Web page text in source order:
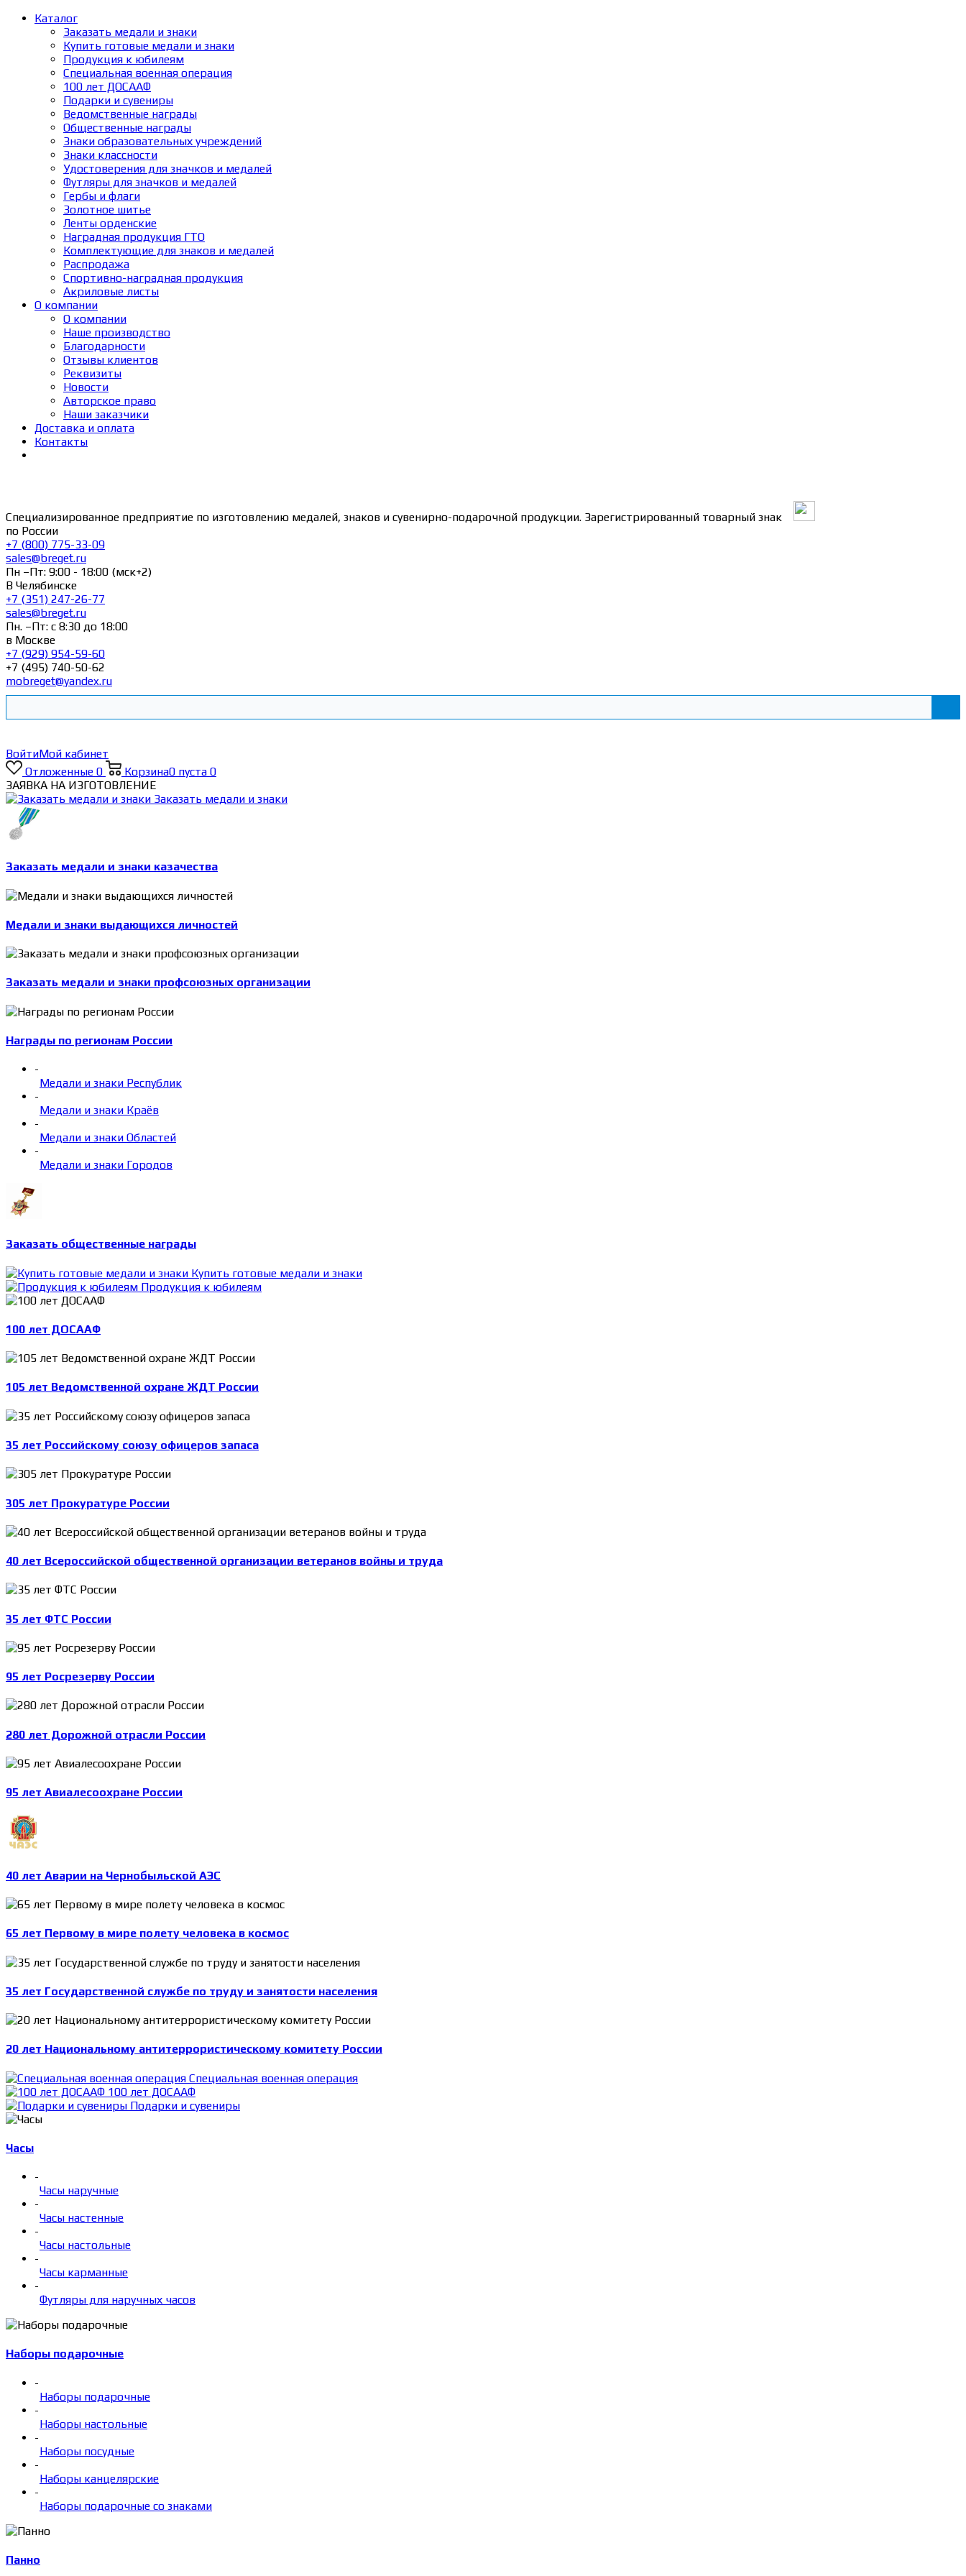
Каталог
Заказать медали и знаки
Купить готовые медали и знаки
Продукция к юбилеям
Специальная военная операция
100 лет ДОСААФ
Подарки и сувениры
Ведомственные награды
Общественные награды
Знаки образовательных учреждений
Знаки классности
Удостоверения для значков и медалей
Футляры для значков и медалей
Гербы и флаги
Золотное шитье
Ленты орденские
Наградная продукция ГТО
Комплектующие для знаков и медалей
Распродажа
Спортивно-наградная продукция
Акриловые листы
О компании
О компании
Наше производство
Благодарности
Отзывы клиентов
Реквизиты
Новости
Авторское право
Наши заказчики
Доставка и оплата
Контакты
Специализированное предприятие по изготовлению медалей, знаков и сувенирно-подарочной продукции. Зарегистрированный товарный знак
по России
+7 (800) 775-33-09
sales@breget.ru
Пн –Пт: 9:00 - 18:00 (мск+2)
В Челябинске
+7 (351) 247-26-77
sales@breget.ru
Пн. –Пт: с 8:30 до 18:00
в Москве
+7 (929) 954-59-60
+7 (495) 740-50-62
mobreget@yandex.ru
ВойтиМой кабинет
Отложенные 0 Корзина0 пуста 0
ЗАЯВКА НА ИЗГОТОВЛЕНИЕ
Заказать медали и знаки
Заказать медали и знаки казачества
Медали и знаки выдающихся личностей
Заказать медали и знаки профсоюзных организации
Награды по регионам России
-
Медали и знаки Республик
-
Медали и знаки Краёв
-
Медали и знаки Областей
-
Медали и знаки Городов
Заказать общественные награды
Купить готовые медали и знаки
Продукция к юбилеям
100 лет ДОСААФ
105 лет Ведомственной охране ЖДТ России
35 лет Российскому союзу офицеров запаса
305 лет Прокуратуре России
40 лет Всероссийской общественной организации ветеранов войны и труда
35 лет ФТС России
95 лет Росрезерву России
280 лет Дорожной отрасли России
95 лет Авиалесоохране России
40 лет Аварии на Чернобыльской АЭС
65 лет Первому в мире полету человека в космос
35 лет Государственной службе по труду и занятости населения
20 лет Национальному антитеррористическому комитету России
Специальная военная операция
100 лет ДОСААФ
Подарки и сувениры
Часы
-
Часы наручные
-
Часы настенные
-
Часы настольные
-
Часы карманные
-
Футляры для наручных часов
Наборы подарочные
-
Наборы подарочные
-
Наборы настольные
-
Наборы посудные
-
Наборы канцелярские
-
Наборы подарочные со знаками
Панно